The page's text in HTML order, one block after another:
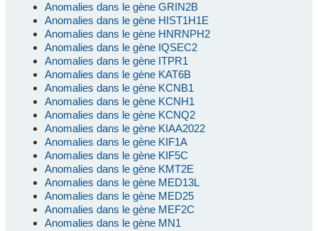
Anomalies dans le gène GRIN2B
Anomalies dans le gène HIST1H1E
Anomalies dans le gène HNRNPH2
Anomalies dans le gène IQSEC2
Anomalies dans le gène ITPR1
Anomalies dans le gène KAT6B
Anomalies dans le gène KCNB1
Anomalies dans le gène KCNH1
Anomalies dans le gène KCNQ2
Anomalies dans le gène KIAA2022
Anomalies dans le gène KIF1A
Anomalies dans le gène KIF5C
Anomalies dans le gène KMT2E
Anomalies dans le gène MED13L
Anomalies dans le gène MED25
Anomalies dans le gène MEF2C
Anomalies dans le gène MN1